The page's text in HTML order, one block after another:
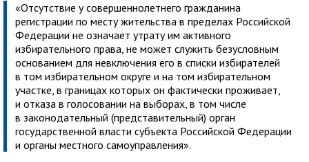
«Отсутствие у совершеннолетнего гражданина
регистрации по месту жительства в пределах Российской
Федерации не означает утрату им активного
избирательного права, не может служить безусловным
основанием для невключения его в списки избирателей
в том избирательном округе и на том избирательном
участке, в границах которых он фактически проживает,
и отказа в голосовании на выборах, в том числе
в законодательный (представительный) орган
государственной власти субъекта Российской Федерации
и органы местного самоуправления».